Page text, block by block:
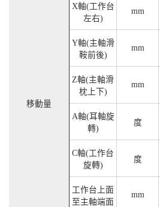
移動量
X軸(工作台
左右)
mm
Y軸(主軸滑
鞍前後)
mm
Z軸(主軸滑
枕上下)
mm
A軸(耳軸旋
轉)
度
C軸(工作台
旋轉)
度
工作台上面
至主軸端面
mm